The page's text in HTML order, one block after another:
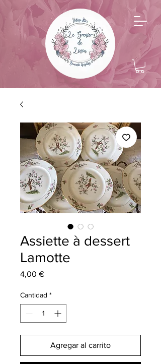
Assiette à dessert
Lamotte
4,00 €Precio
Cantidad *
Agregar al carrito